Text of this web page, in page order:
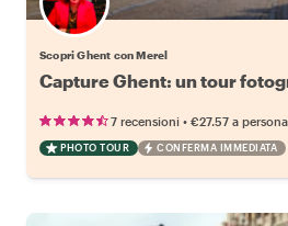
Scopri Ghent con Merel
Capture Ghent: un tour
7 recensioni • €27.57 a persona
PHOTO TOUR CONFERMA IMMEDIATA